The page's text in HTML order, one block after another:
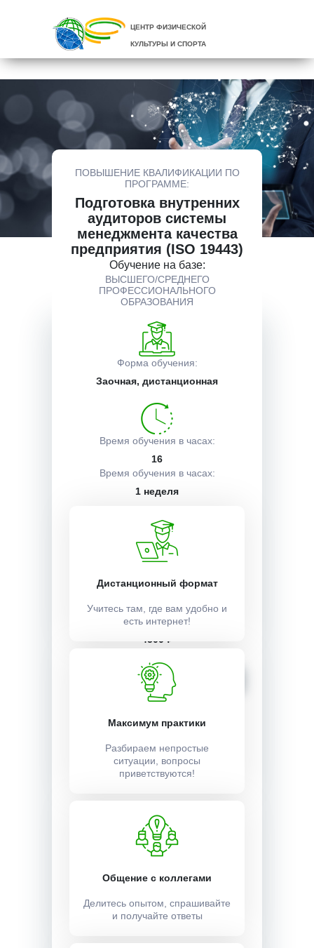
ЦЕНТР ФИЗИЧЕСКОЙ
КУЛЬТУРЫ И СПОРТА
ПОВЫШЕНИЕ КВАЛИФИКАЦИИ ПО
ПРОГРАММЕ:
Подготовка внутренних
аудиторов системы
менеджмента качества
предприятия (ISO 19443)
Обучение на базе:
ВЫСШЕГО/СРЕДНЕГО
ПРОФЕССИОНАЛЬНОГО
ОБРАЗОВАНИЯ
Форма обучения:
Заочная, дистанционная
Время обучения в часах:
16
Время обучения в часах:
1 неделя
Учебный план:
Получить
Стоимость:
4500 ₽
Записаться
Описание курса
Получаемые документы
Условия поступления
Дистанционный формат
Учитесь там, где вам удобно и
есть интернет!
Максимум практики
Разбираем непростые
ситуации, вопросы
приветствуются!
Общение с коллегами
Делитесь опытом, спрашивайте
и получайте ответы